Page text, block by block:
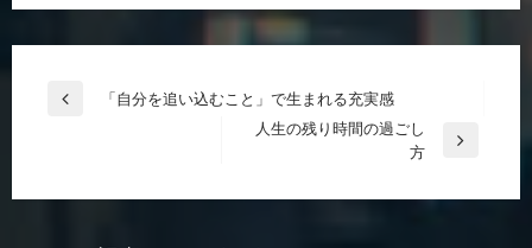
投
ビ
「自分を追い込むこと」で生まれる充実感
投
人生の残り時間の過ごし
方